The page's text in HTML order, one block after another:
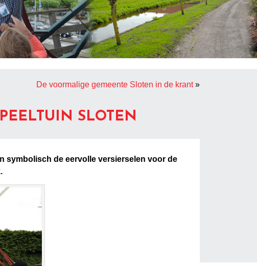
De voormalige gemeente Sloten in de krant»
SLOTEN
symbolisch de eervolle versierselen voor de